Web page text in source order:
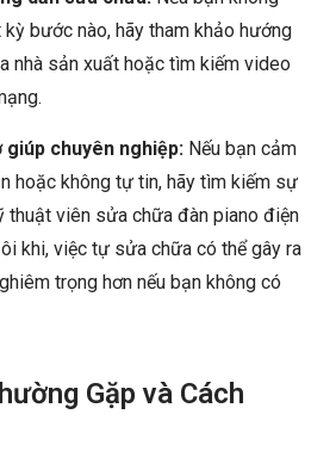
bước nào, hãy tham khảo hướng
nhà sản xuất hoặc tìm kiếm video
chuyên nghiệp: Nếu bạn cảm
hoặc không tự tin, hãy tìm kiếm sự
thuật viên sửa chữa đàn piano điện
khi, việc tự sửa chữa có thể gây ra
trọng hơn nếu bạn không có
Gặp và Cách